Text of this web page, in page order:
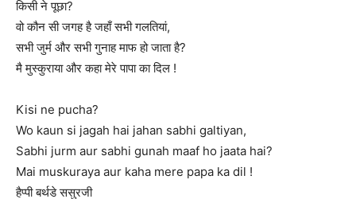
किसी ने पूछा?
वो कौन सी जगह है जहाँ सभी गलतियां,
सभी जुर्म और सभी गुनाह माफ हो जाता है?
मै मुस्कुराया और कहा मेरे पापा का दिल !
Kisi ne pucha?
Wo kaun si jagah hai jahan sabhi galtiyan,
Sabhi jurm aur sabhi gunah maaf ho jaata hai?
Mai muskuraya aur kaha mere papa ka dil !
हैप्पी बर्थडे ससुरजी